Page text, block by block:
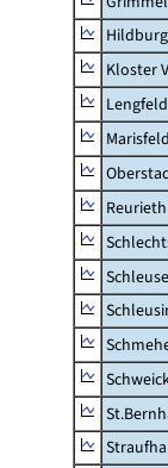
Kloster
Lengfeld
Reurieth